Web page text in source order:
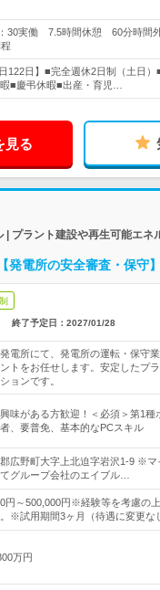
30実働 7.5時間休憩 60分時間
122日】■完全週休2日制（土日
■慶弔休暇■出産・育児…
見る
| プラント建設や再生可能エネ
発電所の安全審査・保守
終了予定日： 2027/01/28
電所にて、発電所の運転・保守
トをお任せします。安定したプ
ョンです。
味がある方歓迎！＜必須＞第1種
、要普免、基本的なPCスキル
広野町大字上北迫字岩沢1-9 ※
グループ会社のエイブル…
円～500,000円※経験等を考慮の
※試用期間3ヶ月（待遇に変更な
万円